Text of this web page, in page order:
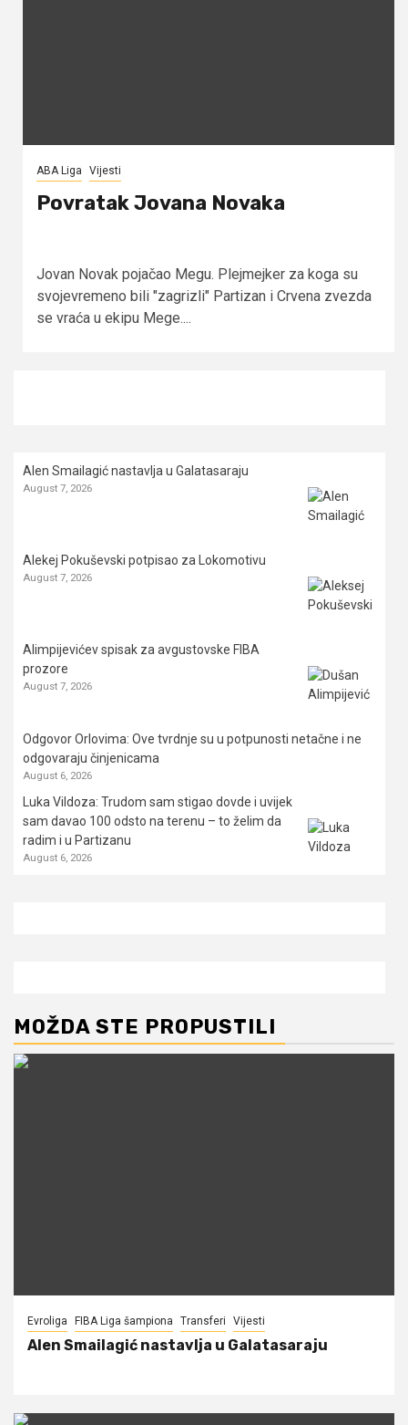
ABA Liga Vijesti
Povratak Jovana Novaka
Jovan Novak pojačao Megu. Plejmejker za koga su
svojevremeno bili "zagrizli" Partizan i Crvena zvezda
se vraća u ekipu Mege....
Alen Smailagić nastavlja u Galatasaraju
August 7, 2026
Alekej Pokuševski potpisao za Lokomotivu
August 7, 2026
Alimpijevićev spisak za avgustovske FIBA
prozore
August 7, 2026
Odgovor Orlovima: ​Ove tvrdnje su u potpunosti netačne i ne
odgovaraju činjenicama
August 6, 2026
Luka Vildoza: Trudom sam stigao dovde i uvijek
sam davao 100 odsto na terenu – to želim da
radim i u Partizanu
August 6, 2026
MOŽDA STE PROPUSTILI
Evroliga FIBA Liga šampiona Transferi Vijesti
Alen Smailagić nastavlja u Galatasaraju